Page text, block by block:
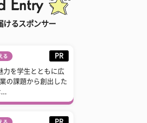
けるスポンサー
る PR
力を学生とともに広
の課題から創出した